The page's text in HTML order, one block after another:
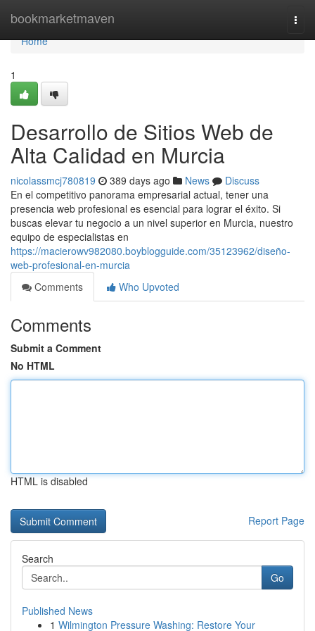
bookmarketmaven
Home
Home
1
Desarrollo de Sitios Web de
Alta Calidad en Murcia
nicolassmcj780819 389 days ago News
Discuss
En el competitivo panorama empresarial actual, tener una
presencia web profesional es esencial para lograr el éxito. Si
buscas elevar tu negocio a un nivel superior en Murcia, nuestro
equipo de especialistas en
https://macierowv982080.boyblogguide.com/35123962/diseño-
web-profesional-en-murcia
Comments
Who Upvoted
Comments
Submit a Comment
No HTML
HTML is disabled
Report Page
Search
Go
Published News
1 Wilmington Pressure Washing: Restore Your